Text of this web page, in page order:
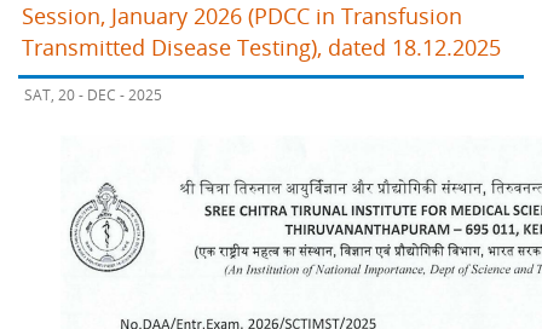
Session, January 2026 (PDCC in Transfusion
Transmitted Disease Testing), dated 18.12.2025
SAT, 20 - DEC - 2025